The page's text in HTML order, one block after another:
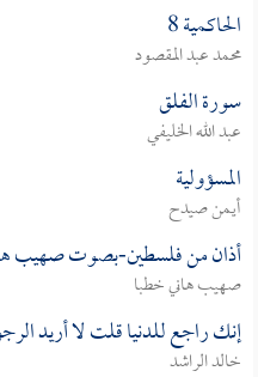
الحاكمية 8
محمد عبد المقصود
سورة الفلق
عبد الله الخليفي
المسؤولية
أيمن صيدح
أذان من فلسطين-بصوت صهيب
صهيب هاني خطبا
إنك راجع للدنيا قلت لا أريد
خالد الراشد